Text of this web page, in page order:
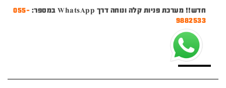
חדש!! מערכת פניות קלה ונוחה דרך WhatsApp במספר:
055-
9882533